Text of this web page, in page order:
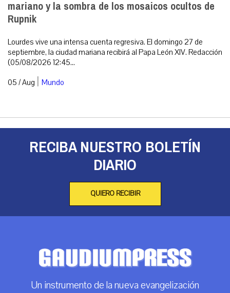
mariano y la sombra de los mosaicos ocultos de
Rupnik
Lourdes vive una intensa cuenta regresiva. El domingo 27 de
septiembre, la ciudad mariana recibirá al Papa León XIV. Redacción
(05/08/2026 12:45...
05 / Aug | Mundo
RECIBA NUESTRO BOLETÍN
DIARIO
QUIERO RECIBIR
Un instrumento de la nueva evangelización